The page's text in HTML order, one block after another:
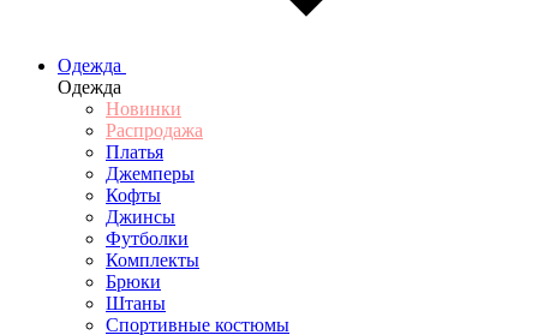
Одежда
Одежда
Новинки
Распродажа
Платья
Джемперы
Кофты
Джинсы
Футболки
Комплекты
Брюки
Штаны
Спортивные костюмы